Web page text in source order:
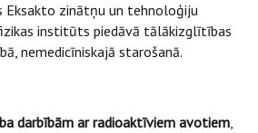
Eksakto zinātņu un tehnoloģiju
institūts piedāvā tālākizglītības
nemedicīniskajā starošanā.
darbībām ar radioaktīviem avotiem,